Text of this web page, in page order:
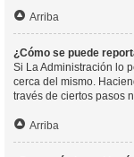
Arriba
¿Cómo se puede
Si La Administración lo
cerca del mismo.
través de ciertos pasos
Arriba